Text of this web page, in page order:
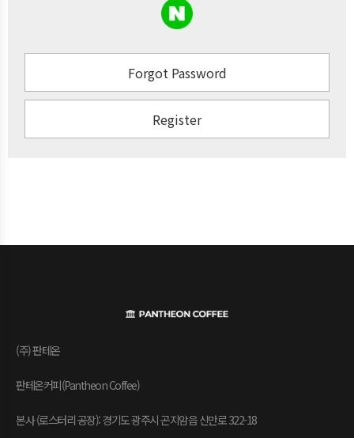
Forgot Password
Register
(주) 판테온
판테온커피(Pantheon Coffee)
본사 (로스터리 공장): 경기도 광주시 곤지암읍 신만로 322-18